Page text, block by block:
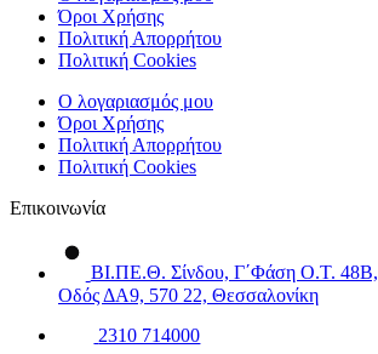
Όροι Χρήσης
Πολιτική Απορρήτου
Πολιτική Cookies
Ο λογαριασμός μου
Όροι Χρήσης
Πολιτική Απορρήτου
Πολιτική Cookies
Επικοινωνία
ΒΙ.ΠΕ.Θ. Σίνδου, Γ΄Φάση Ο.Τ. 48Β,
Οδός ΔΑ9, 570 22, Θεσσαλονίκη
2310 714000